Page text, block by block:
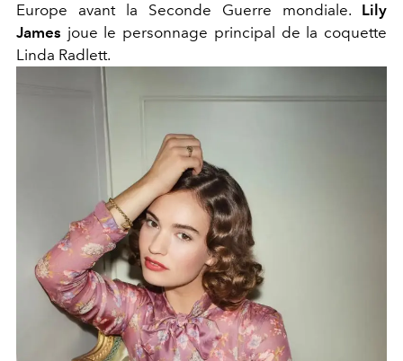
Europe avant la Seconde Guerre mondiale. Lily
James joue le personnage principal de la coquette
Linda Radlett.